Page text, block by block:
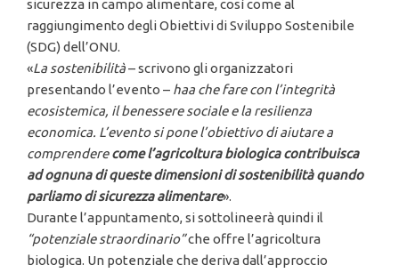
sicurezza in campo alimentare, così come al
raggiungimento degli Obiettivi di Sviluppo Sostenibile
(SDG) dell’ONU.
«La sostenibilità– scrivono gli organizzatori
presentando l’evento – haa che fare con l’integrità
ecosistemica, il benessere sociale e la resilienza
economica. L’evento si pone l’obiettivo di aiutare a
comprenderecome l’agricoltura biologica contribuisca
ad ognuna di queste dimensioni di sostenibilità quando
parliamo di sicurezza alimentare».
Durante l’appuntamento, si sottolineerà quindi il
“potenziale straordinario”che offre l’agricoltura
biologica. Un potenziale che deriva dall’approccio